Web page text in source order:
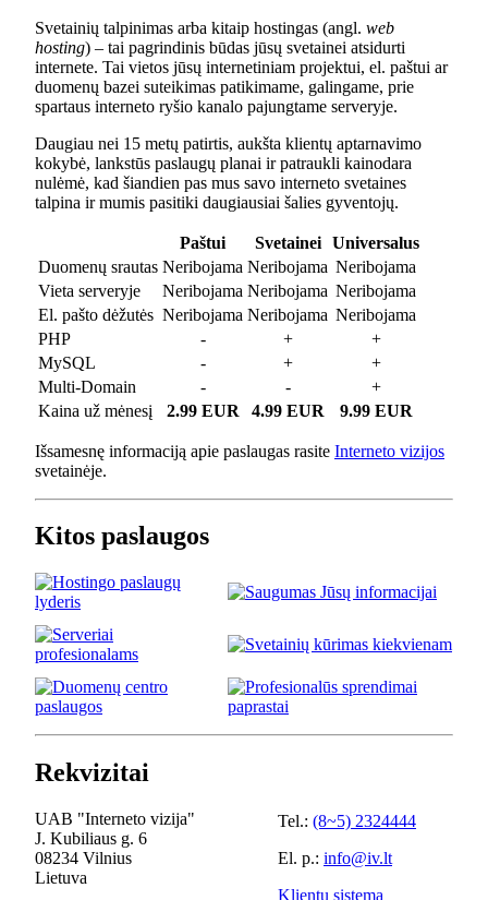
Svetainių talpinimas arba kitaip hostingas (angl. web
hosting) – tai pagrindinis būdas jūsų svetainei atsidurti
internete. Tai vietos jūsų internetiniam projektui, el. paštui ar
duomenų bazei suteikimas patikimame, galingame, prie
spartaus interneto ryšio kanalo pajungtame serveryje.
Daugiau nei 15 metų patirtis, aukšta klientų aptarnavimo
kokybė, lankstūs paslaugų planai ir patraukli kainodara
nulėmė, kad šiandien pas mus savo interneto svetaines
talpina ir mumis pasitiki daugiausiai šalies gyventojų.
Paštui Svetainei
Universalus
Duomenų srautas Neribojama Neribojama Neribojama
Vieta serveryje
Neribojama Neribojama Neribojama
El. pašto dėžutės Neribojama Neribojama Neribojama
PHP
- +
+
MySQL
- +
+
Multi-Domain
- -
+
Kaina už mėnesį
2.99 EUR 4.99 EUR 9.99 EUR
Išsamesnę informaciją apie paslaugas rasite Interneto vizijos
svetainėje.
Kitos paslaugos
Rekvizitai
UAB "Interneto vizija"
J. Kubiliaus g. 6
08234 Vilnius
Lietuva
Tel.: (8~5) 2324444
El. p.: info@iv.lt
Klientų sistema